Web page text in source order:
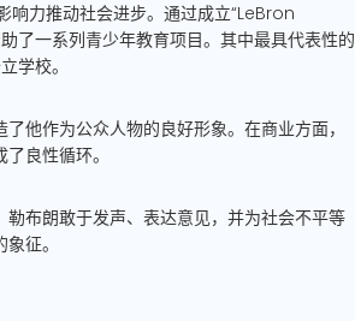
响力推动社会进步。通过成立“LeBron
一系列青少年教育项目。其中最具代表性的
学校。
他作为公众人物的良好形象。在商业方面，
良性循环。
布朗敢于发声、表达意见，并为社会不平等
征。